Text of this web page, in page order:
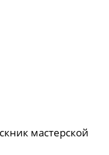
мастерской